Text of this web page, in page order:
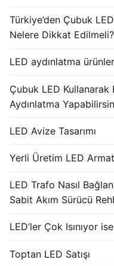
Türkiye’den Çubuk
Nelere Dikkat Edilmeli?
LED aydınlatma
Çubuk LED
Aydınlatma
LED Avize Tasarımı
Yerli Üretim LED
LED Trafo Nasıl
Sabit Akım Sürücü
LED’ler Çok Isınıyor
Toptan LED Satışı